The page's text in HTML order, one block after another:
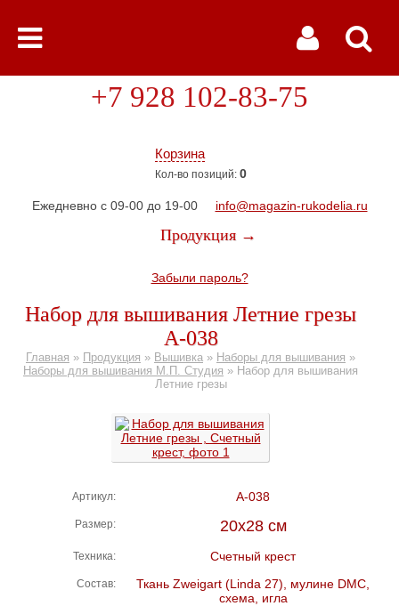
Корзина
Кол-во позиций: 0
+7 928 102-83-75
Ежедневно с 09-00 до 19-00 info@magazin-rukodelia.ru
Продукция →
Забыли пароль?
Набор для вышивания Летние грезы
А-038
Главная » Продукция » Вышивка » Наборы для вышивания »
Наборы для вышивания М.П. Студия » Набор для вышивания
Летние грезы
Артикул: А-038
Размер: 20х28 см
Техника: Счетный крест
Состав:
Ткань Zweigart (Linda 27), мулине DMC,
схема, игла